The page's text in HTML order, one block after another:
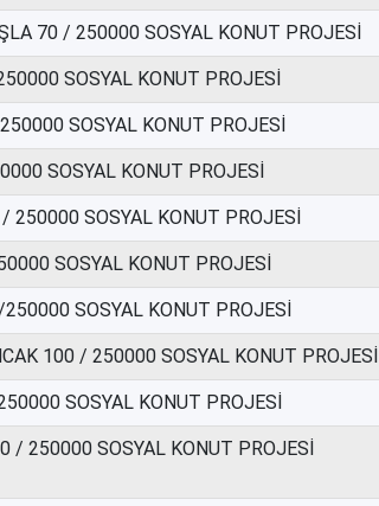
70 / 250000 SOSYAL KONUT PROJESİ
SOSYAL KONUT PROJESİ
SOSYAL KONUT PROJESİ
SOSYAL KONUT PROJESİ
250000 SOSYAL KONUT PROJESİ
SOSYAL KONUT PROJESİ
SOSYAL KONUT PROJESİ
100 / 250000 SOSYAL KONUT PROJESİ
SOSYAL KONUT PROJESİ
/ 250000 SOSYAL KONUT PROJESİ